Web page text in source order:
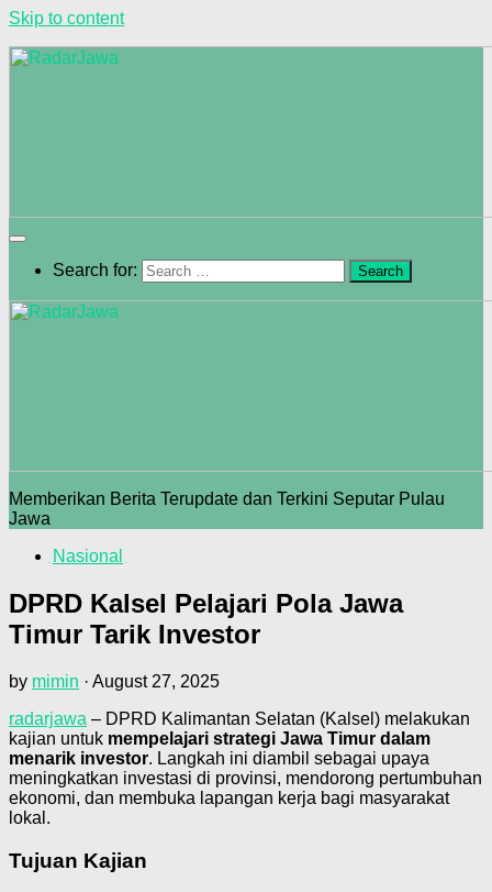
Skip to content
Search for:
Memberikan Berita Terupdate dan Terkini Seputar Pulau
Jawa
Nasional
DPRD Kalsel Pelajari Pola Jawa
Timur Tarik Investor
by mimin · August 27, 2025
radarjawa – DPRD Kalimantan Selatan (Kalsel) melakukan
kajian untuk mempelajari strategi Jawa Timur dalam
menarik investor. Langkah ini diambil sebagai upaya
meningkatkan investasi di provinsi, mendorong pertumbuhan
ekonomi, dan membuka lapangan kerja bagi masyarakat
lokal.
Tujuan Kajian